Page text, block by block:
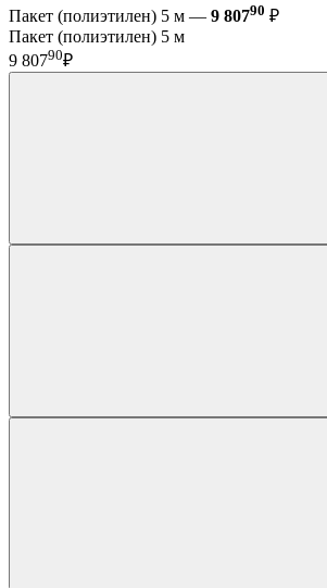
Пакет (полиэтилен) 5 м — 9 80790 ₽
Пакет (полиэтилен) 5 м
9 80790₽